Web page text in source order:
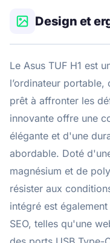
Design et
Le Asus TUF H1 est
l’ordinateur
prêt à affronter les
innovante offre une
élégante et d'une
abordable. Doté
magnésium et de
résister aux
intégré est
SEO, telles qu'une